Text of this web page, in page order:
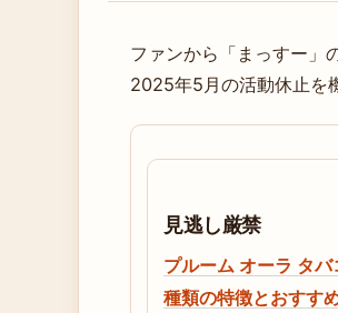
ファンから「まっすー」
2025年5月の活動休止を
見逃し厳禁
プルーム オーラ タ
種類の特徴とおすす